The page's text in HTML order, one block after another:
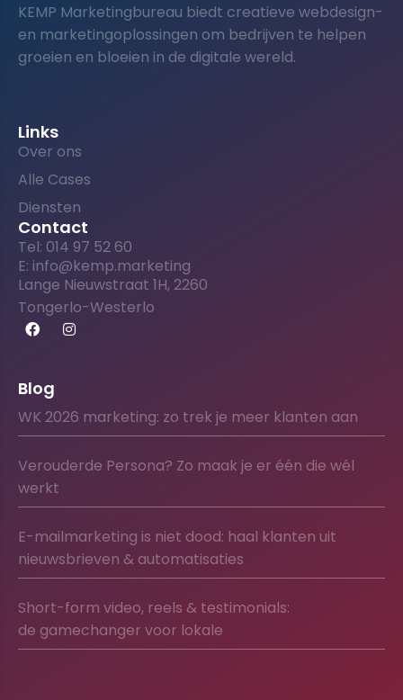
KEMP Marketingbureau biedt creatieve webdesign-
en marketingoplossingen om bedrijven te helpen
groeien en bloeien in de digitale wereld.
Links
Over ons
Alle Cases
Diensten
Contact
Tel: 014 97 52 60
E: info@kemp.marketing
Lange Nieuwstraat 1H, 2260
Tongerlo-Westerlo
Blog
WK 2026 marketing: zo trek je meer klanten aan
Verouderde Persona? Zo maak je er één die wél
werkt
E-mailmarketing is niet dood: haal klanten uit
nieuwsbrieven & automatisaties
Short-form video, reels & testimonials:
de gamechanger voor lokale